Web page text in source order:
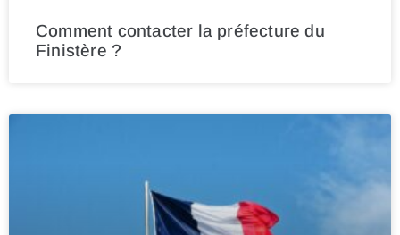
Comment contacter la préfecture du
Finistère ?